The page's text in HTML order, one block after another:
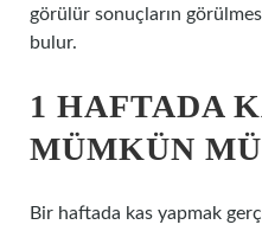
görülür sonuçların
bulur.
1 HAFTADA
MÜMKÜN
Bir haftada kas yapmak